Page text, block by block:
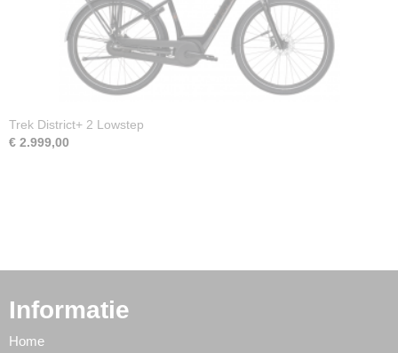
Trek District+ 2 Lowstep
€ 2.999,00
Informatie
Home